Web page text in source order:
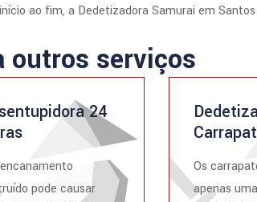
ao fim, a Dedetizadora Samurai em
outros serviços
24
pode causar
Os
apenas